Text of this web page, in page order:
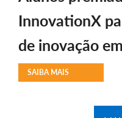
InnovationX
de inovação
SAIBA MAIS